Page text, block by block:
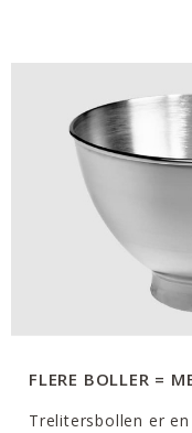
FLERE BOLLER =
Trelitersbollen er